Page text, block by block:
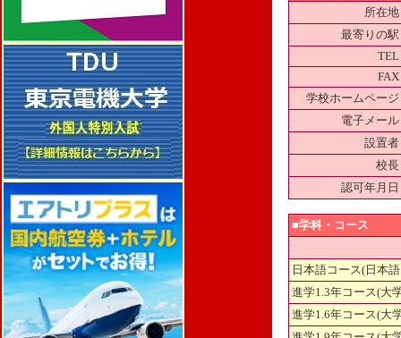
所在地
最寄りの駅
TEL
FAX
学校ホームページ
電子メール
設置者
校長
認可年月日
■学科・コース
日本語コース(日本
進学1.3年コース(大
進学1.6年コース(大